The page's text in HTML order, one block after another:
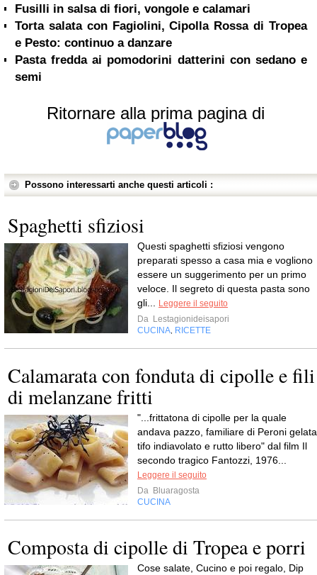
Fusilli in salsa di fiori, vongole e calamari
Torta salata con Fagiolini, Cipolla Rossa di Tropea
e Pesto: continuo a danzare
Pasta fredda ai pomodorini datterini con sedano e
semi
Ritornare alla prima pagina di
Possono interessarti anche questi articoli :
Spaghetti sfiziosi
Questi spaghetti sfiziosi vengono
preparati spesso a casa mia e vogliono
essere un suggerimento per un primo
veloce. Il segreto di questa pasta sono
gli... Leggere il seguito
Da Lestagionideisapori
CUCINA, RICETTE
Calamarata con fonduta di cipolle e fili
di melanzane fritti
"...frittatona di cipolle per la quale
andava pazzo, familiare di Peroni
tifo indiavolato e rutto libero" dal film Il
secondo tragico Fantozzi, 1976...
Leggere il seguito
Da Bluaragosta
CUCINA
Composta di cipolle di Tropea e porri
Cose salate, Cucino e poi regalo, Dip